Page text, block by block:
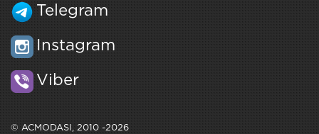
Telegram
Instagram
Viber
© ACMODASI, 2010 -2026